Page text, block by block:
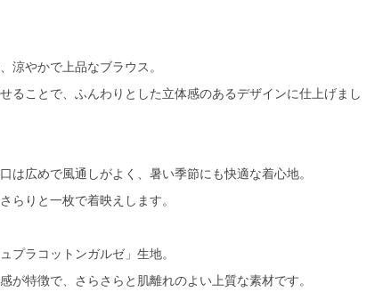
涼やかで上品なブラウス。
ることで、ふんわりとした立体感のあるデザインに仕上げまし
広めで風通しがよく、暑い季節にも快適な着心地。
らりと一枚で着映えします。
プラコットンガルゼ」生地。
が特徴で、さらさらと肌離れのよい上質な素材です。